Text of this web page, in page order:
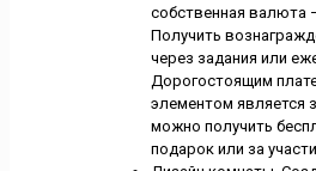
собственная валюта
Получить
через задания или
Дорогостоящим
элементом является
можно получить
подарок или за